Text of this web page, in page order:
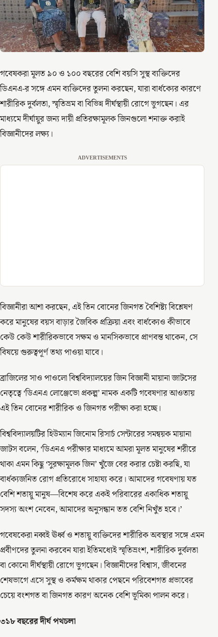
গবেষকরা মূলত ৯০ ও ১০০ বছরের বেশি বয়সি সুস্থ ব্যক্তিদের
ডিএনএ-র সঙ্গে এমন ব্যক্তিদের তুলনা করছেন, যারা বার্ধক্যের কারণে
শারীরিক দুর্বলতা, স্মৃতিভ্রম বা বিভিন্ন দীর্ঘস্থায়ী রোগে ভুগছেন। এর
মাধ্যমে দীর্ঘায়ুর জন্য দায়ী প্রতিরক্ষামূলক জিনগুলো শনাক্ত করাই
বিজ্ঞানীদের লক্ষ্য।
ADVERTISEMENTS
বিজ্ঞানীরা আশা করছেন, এই তিন বোনের জিনগত বৈশিষ্ট্য বিশ্লেষণ
করে মানুষের বয়স বাড়ার জৈবিক প্রক্রিয়া এবং বার্ধক্যেও কীভাবে
কেউ কেউ শারীরিকভাবে সক্ষম ও মানসিকভাবে প্রাণবন্ত থাকেন, সে
বিষয়ে গুরুত্বপূর্ণ তথ্য পাওয়া যাবে।
ব্রাজিলের সাও পাওলো বিশ্ববিদ্যালয়ের জিন বিজ্ঞানী মায়ানা জাটসের
নেতৃত্বে ‘ডিএনএ লোঞ্জেভো প্রকল্প’ নামক একটি গবেষণার আওতায়
এই তিন বোনের শারীরিক ও জিনগত পরীক্ষা করা হচ্ছে।
বিশ্ববিদ্যালয়টির হিউম্যান জিনোম রিসার্চ সেন্টারের সমন্বয়ক মায়ানা
জাটস বলেন, ‘ডিএনএ পরীক্ষার মাধ্যমে আমরা মূলত মানুষের শরীরে
থাকা এমন কিছু ‘সুরক্ষামূলক জিন’ খুঁজে বের করার চেষ্টা করছি, যা
বার্ধক্যজনিত রোগ প্রতিরোধে সাহায্য করে। আমাদের গবেষণায় যত
বেশি শতায়ু মানুষ—বিশেষ করে একই পরিবারের একাধিক শতায়ু
সদস্য অংশ নেবেন, আমাদের অনুসন্ধান তত বেশি নিখুঁত হবে।’
গবেষকেরা নব্বই ঊর্ধ্ব ও শতায়ু ব্যক্তিদের শারীরিক অবস্থার সঙ্গে এমন
প্রবীণদের তুলনা করবেন যারা ইতিমধ্যেই স্মৃতিভ্রংশ, শারীরিক দুর্বলতা
বা কোনো দীর্ঘস্থায়ী রোগে ভুগছেন। বিজ্ঞানীদের বিশ্বাস, জীবনের
শেষভাগে এসে সুস্থ ও কর্মক্ষম থাকার পেছনে পরিবেশগত প্রভাবের
চেয়ে বংশগত বা জিনগত কারণ অনেক বেশি ভূমিকা পালন করে।
৩১৮ বছরের দীর্ঘ পথচলা